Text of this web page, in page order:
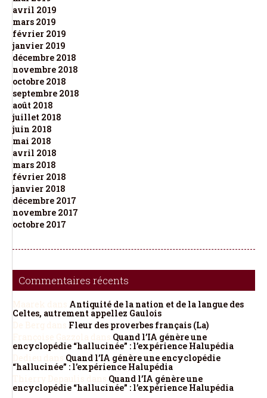
avril 2019
mars 2019
février 2019
janvier 2019
décembre 2018
novembre 2018
octobre 2018
septembre 2018
août 2018
juillet 2018
juin 2018
mai 2018
avril 2018
mars 2018
février 2018
janvier 2018
décembre 2017
novembre 2017
octobre 2017
Commentaires récents
Antiquité de la nation et de la langue des
Celtes, autrement appellez Gaulois
Fleur des proverbes français (La)
Quand l’IA génère une
encyclopédie “hallucinée” : l’expérience Halupédia
Quand l’IA génère une encyclopédie
“hallucinée” : l’expérience Halupédia
Quand l’IA génère une
encyclopédie “hallucinée” : l’expérience Halupédia